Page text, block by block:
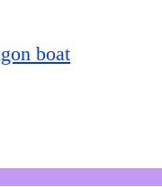
boat